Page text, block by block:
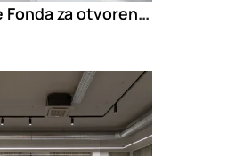
Kancelarije Fonda za otvoreno društvo